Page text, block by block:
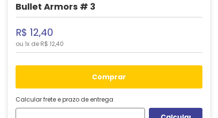
Bullet Armors # 3
R$ 12,40
ou 1x de R$ 12,40
comprar
Calcular frete e prazo de entrega